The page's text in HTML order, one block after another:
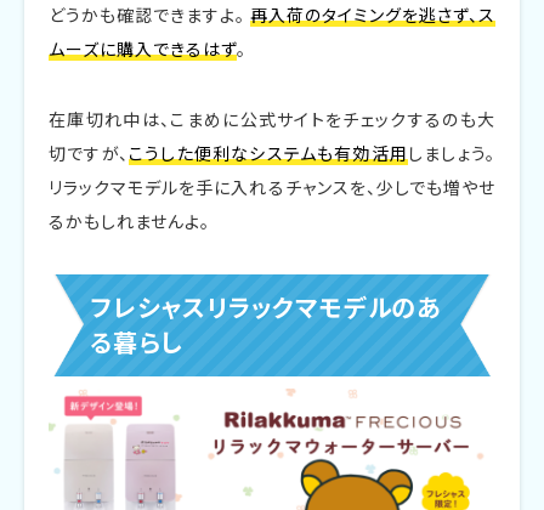
どうかも確認できますよ。 再入荷のタイミングを逃さず、ス
ムーズに購入できるはず。
在庫切れ中は、こまめに公式サイトをチェックするのも大
切ですが、 こうした便利なシステムも有効活用 しましょう。
リラックマモデルを手に入れるチャンスを、少しでも増やせ
るかもしれませんよ。
フレシャスリラックマモデルのあ
る暮らし